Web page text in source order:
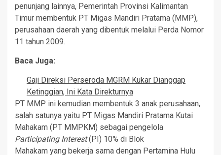
penunjang lainnya, Pemerintah Provinsi Kalimantan
Timur membentuk PT Migas Mandiri Pratama (MMP),
perusahaan daerah yang dibentuk melalui Perda Nomor
11 tahun 2009.
Baca Juga:
Gaji Direksi Perseroda MGRM Kukar Dianggap
Ketinggian, Ini Kata Direkturnya
PT MMP ini kemudian membentuk 3 anak perusahaan,
salah satunya yaitu PT Migas Mandiri Pratama Kutai
Mahakam (PT MMPKM) sebagai pengelola
Participating Interest(PI) 10% di Blok
Mahakam yang bekerja sama dengan Pertamina Hulu